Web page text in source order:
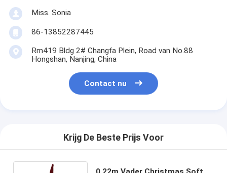
Miss. Sonia
86-13852287445
Rm419 Bldg 2# Changfa Plein, Road van No.88
Hongshan, Nanjing, China
Contact nu
Krijg De Beste Prijs Voor